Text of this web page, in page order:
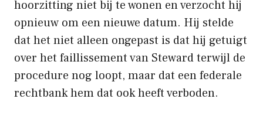
hoorzitting niet bij te wonen en verzocht hij
opnieuw om een ​​nieuwe datum. Hij stelde
dat het niet alleen ongepast is dat hij getuigt
over het faillissement van Steward terwijl de
procedure nog loopt, maar dat een federale
rechtbank hem dat ook heeft verboden.